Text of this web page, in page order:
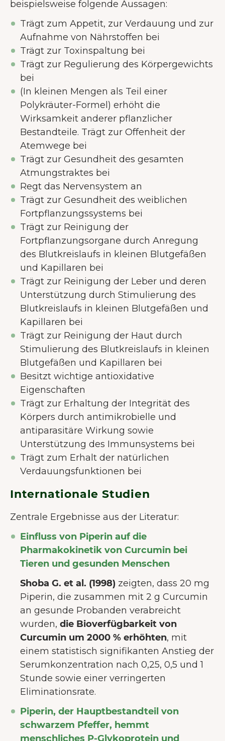
beispielsweise folgende Aussagen:
Trägt zum Appetit, zur Verdauung und zur
Aufnahme von Nährstoffen bei
Trägt zur Toxinspaltung bei
Trägt zur Regulierung des Körpergewichts
bei
(In kleinen Mengen als Teil einer
Polykräuter-Formel) erhöht die
Wirksamkeit anderer pflanzlicher
Bestandteile. Trägt zur Offenheit der
Atemwege bei
Trägt zur Gesundheit des gesamten
Atmungstraktes bei
Regt das Nervensystem an
Trägt zur Gesundheit des weiblichen
Fortpflanzungssystems bei
Trägt zur Reinigung der
Fortpflanzungsorgane durch Anregung
des Blutkreislaufs in kleinen Blutgefäßen
und Kapillaren bei
Trägt zur Reinigung der Leber und deren
Unterstützung durch Stimulierung des
Blutkreislaufs in kleinen Blutgefäßen und
Kapillaren bei
Trägt zur Reinigung der Haut durch
Stimulierung des Blutkreislaufs in kleinen
Blutgefäßen und Kapillaren bei
Besitzt wichtige antioxidative
Eigenschaften
Trägt zur Erhaltung der Integrität des
Körpers durch antimikrobielle und
antiparasitäre Wirkung sowie
Unterstützung des Immunsystems bei
Trägt zum Erhalt der natürlichen
Verdauungsfunktionen bei
Internationale Studien
Zentrale Ergebnisse aus der Literatur:
Einfluss von Piperin auf die
Pharmakokinetik von Curcumin bei
Tieren und gesunden Menschen
Shoba G. et al. (1998) zeigten, dass 20 mg
Piperin, die zusammen mit 2 g Curcumin
an gesunde Probanden verabreicht
wurden, die Bioverfügbarkeit von
Curcumin um 2000 % erhöhten, mit
einem statistisch signifikanten Anstieg der
Serumkonzentration nach 0,25, 0,5 und 1
Stunde sowie einer verringerten
Eliminationsrate.
Piperin, der Hauptbestandteil von
schwarzem Pfeffer, hemmt
menschliches P-Glykoprotein und